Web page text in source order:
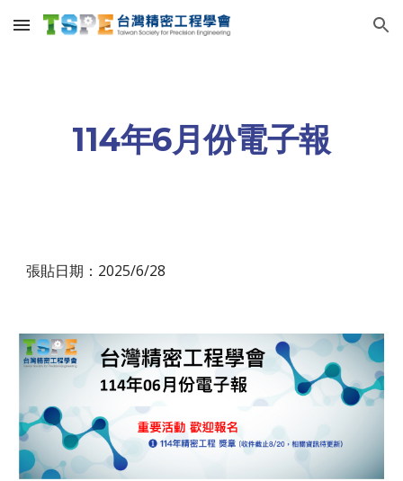
Skip to main content Skip to navigation
114年6月份電子報
張貼日期：2025/6/28